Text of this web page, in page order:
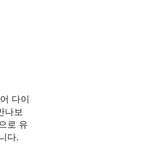
다이
나보
로 유
다.